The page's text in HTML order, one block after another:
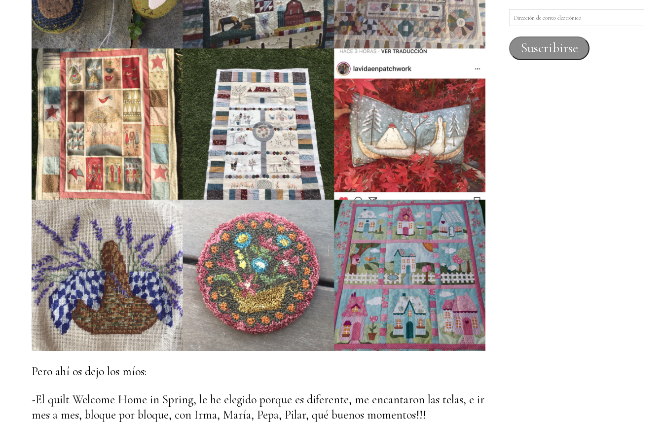
Pero ahí os dejo los míos:
-El quilt Welcome Home in Spring, le he elegido porque es diferente, me encantaron las telas, e ir
mes a mes, bloque por bloque, con Irma, María, Pepa, Pilar, qué buenos momentos!!!
Dirección
de
correo
electrónico
Suscribirse